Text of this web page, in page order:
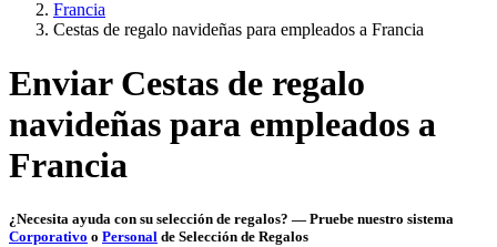
Francia
Cestas de regalo navideñas para empleados a Francia
Enviar Cestas de regalo
navideñas para empleados a
Francia
¿Necesita ayuda con su selección de regalos? — Pruebe nuestro sistema
Corporativo o Personal de Selección de Regalos